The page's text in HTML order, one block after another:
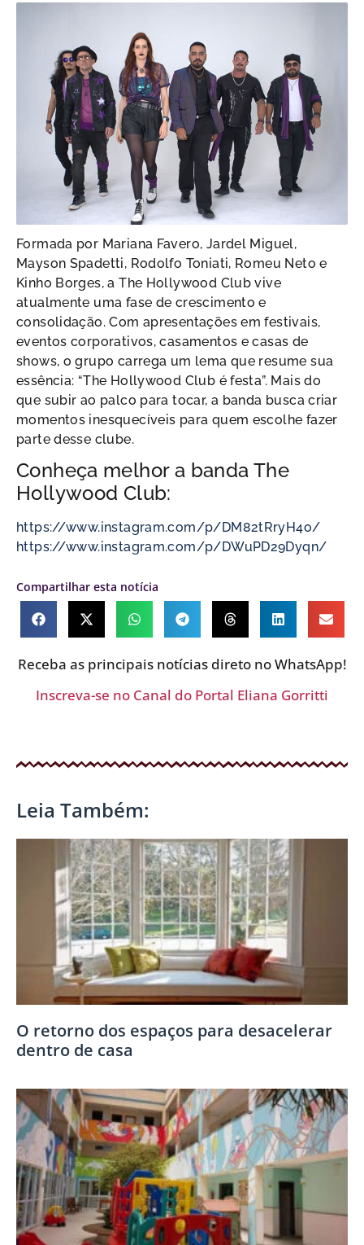
Formada por Mariana Favero, Jardel Miguel,
Mayson Spadetti, Rodolfo Toniati, Romeu Neto e
Kinho Borges, a The Hollywood Club vive
atualmente uma fase de crescimento e
consolidação. Com apresentações em festivais,
eventos corporativos, casamentos e casas de
shows, o grupo carrega um lema que resume sua
essência: “The Hollywood Club é festa”. Mais do
que subir ao palco para tocar, a banda busca criar
momentos inesquecíveis para quem escolhe fazer
parte desse clube.
Conheça melhor a banda The
Hollywood Club:
https://www.instagram.com/p/DM82tRryH4o/
https://www.instagram.com/p/DWuPD29Dyqn/
Compartilhar esta notícia
Receba as principais notícias direto no WhatsApp!
Inscreva-se no Canal do Portal Eliana Gorritti
Leia Também:
O retorno dos espaços para desacelerar
dentro de casa